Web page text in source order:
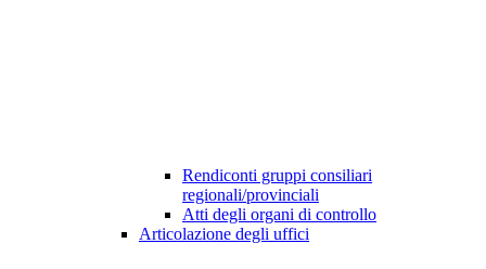
Rendiconti gruppi consiliari
regionali/provinciali
Atti degli organi di controllo
Articolazione degli uffici